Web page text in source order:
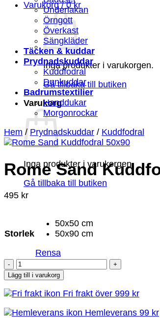
Varukorg /0kr
Inga produkter i varukorgen.
Gå tillbaka till butiken
Varukorg
Inga produkter i varukorgen.
Gå tillbaka till butiken
Underlakan
Örngott
Överkast
Sängkläder
Täcken & kuddar
Prydnadskuddar
Kuddfodral
Dunkuddar
Badrumstextilier
Handdukar
Morgonrockar
Hem / Prydnadskuddar / Kuddfodral
Rome Sand
495 kr
Storlek
50x50 cm
50x90 cm
Rensa
Rome
Sand
Kuddfodral
mängd
Lägg till i varukorg
Fri frakt över 999 kr
Hemleverans 99 kr